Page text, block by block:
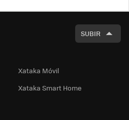
SUBIR
Xataka Móvil
Xataka Smart Home